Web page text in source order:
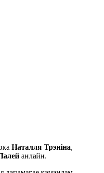
Наталля Трэніна,
анлайн.